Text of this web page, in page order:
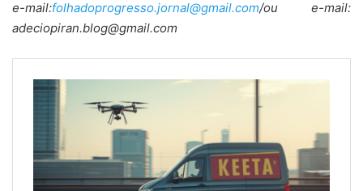
e-mail:folhadoprogresso.jornal@gmail.com/ou e-mail:
adeciopiran.blog@gmail.com